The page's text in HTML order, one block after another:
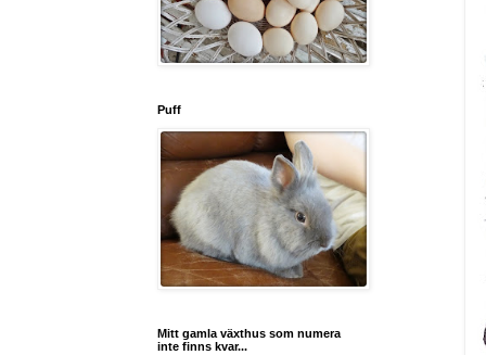
Puff
Mitt gamla växthus som numera
inte finns kvar...